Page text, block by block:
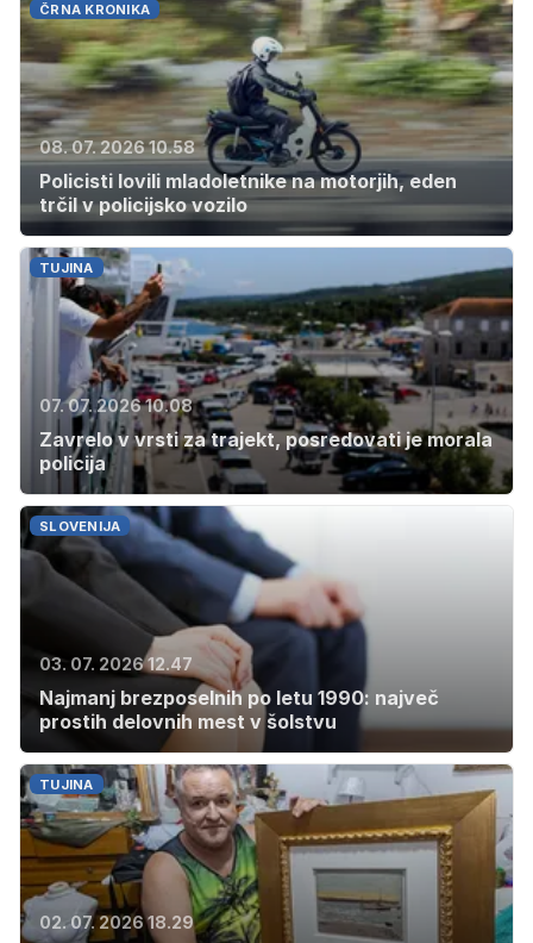
ČRNA KRONIKA
08. 07. 2026 10.58
Policisti lovili mladoletnike na motorjih, eden
trčil v policijsko vozilo
TUJINA
07. 07. 2026 10.08
Zavrelo v vrsti za trajekt, posredovati je morala
policija
SLOVENIJA
03. 07. 2026 12.47
Najmanj brezposelnih po letu 1990: največ
prostih delovnih mest v šolstvu
TUJINA
02. 07. 2026 18.29